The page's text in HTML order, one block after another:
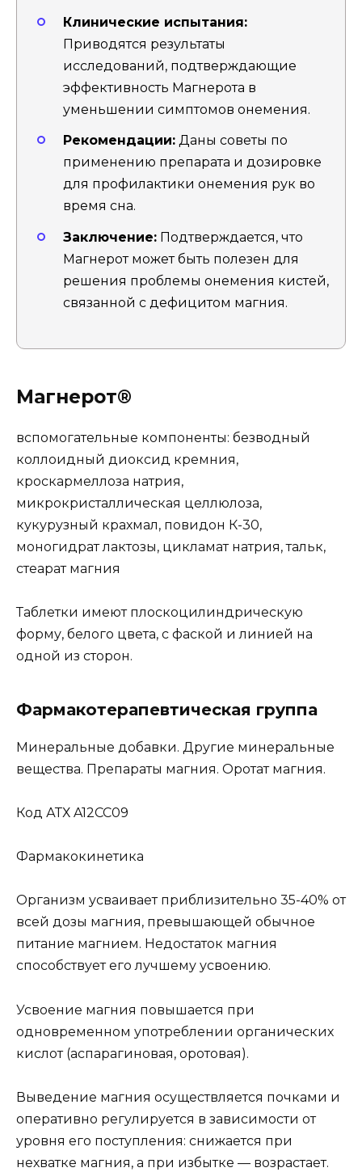
Клинические испытания:
Приводятся результаты
исследований, подтверждающие
эффективность Магнерота в
уменьшении симптомов онемения.
Рекомендации: Даны советы по
применению препарата и дозировке
для профилактики онемения рук во
время сна.
Заключение: Подтверждается, что
Магнерот может быть полезен для
решения проблемы онемения кистей,
связанной с дефицитом магния.
Магнерот®
вспомогательные компоненты: безводный
коллоидный диоксид кремния,
кроскармеллоза натрия,
микрокристаллическая целлюлоза,
кукурузный крахмал, повидон К-30,
моногидрат лактозы, цикламат натрия, тальк,
стеарат магния
Таблетки имеют плоскоцилиндрическую
форму, белого цвета, с фаской и линией на
одной из сторон.
Фармакотерапевтическая группа
Минеральные добавки. Другие минеральные
вещества. Препараты магния. Оротат магния.
Код АТХ A12CC09
Фармакокинетика
Организм усваивает приблизительно 35-40% от
всей дозы магния, превышающей обычное
питание магнием. Недостаток магния
способствует его лучшему усвоению.
Усвоение магния повышается при
одновременном употреблении органических
кислот (аспарагиновая, оротовая).
Выведение магния осуществляется почками и
оперативно регулируется в зависимости от
уровня его поступления: снижается при
нехватке магния, а при избытке — возрастает.